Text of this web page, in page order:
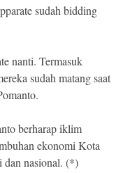
sudah bidding
nanti. Termasuk
sudah matang saat
berharap iklim
ekonomi Kota
dan nasional. (*)